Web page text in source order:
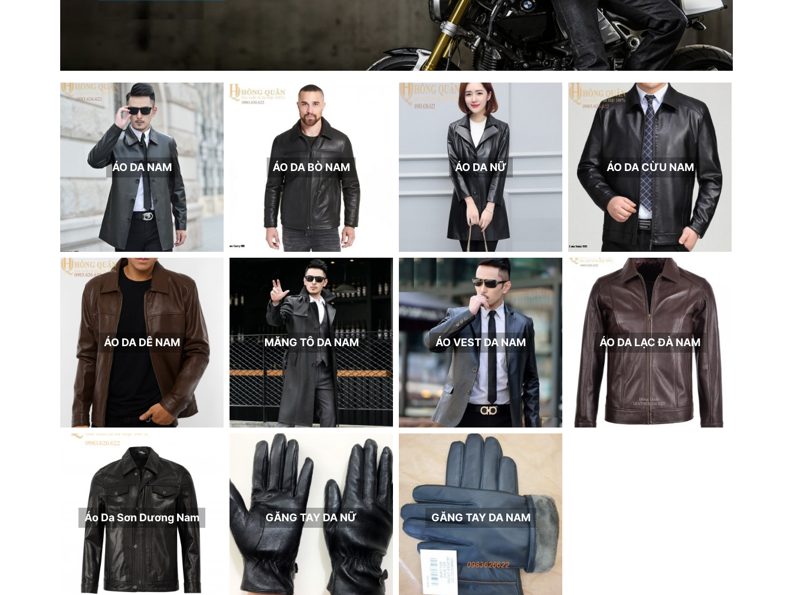
ÁO DA NAM ÁO DA BÒ NAM ÁO DA NỮ ÁO DA CỪU NAM
ÁO DA DÊ NAM MĂNG TÔ DA NAM ÁO VEST DA NAM ÁO DA LẠC ĐÀ NAM
Áo Da Sơn Dương Nam GĂNG TAY DA NỮ GĂNG TAY DA NAM